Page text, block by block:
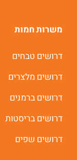
משרות חמות
דרושים טבחים
דרושים מלצרים
דרושים ברמנים
דרושים בריסטות
דרושים שפים